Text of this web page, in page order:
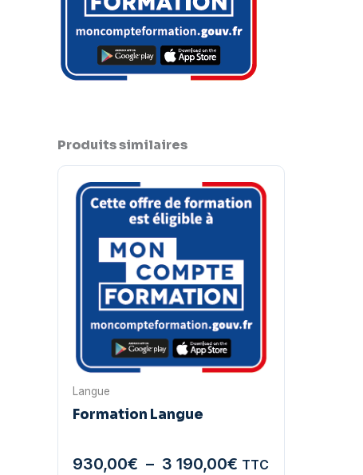
Produits similaires
Langue
Formation Langue
930,00€ – 3 190,00€ Plage
TTC